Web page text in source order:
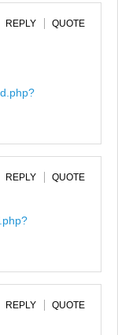
REPLY QUOTE
REPLY QUOTE
REPLY QUOTE